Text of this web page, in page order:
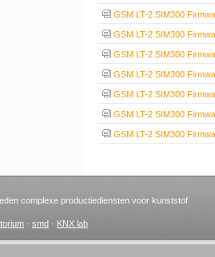
GSM LT-2 SIM300
GSM LT-2 SIM300
GSM LT-2 SIM300
GSM LT-2 SIM300
GSM LT-2 SIM300
GSM LT-2 SIM300
GSM LT-2 SIM300
complexe productiediensten voor kunststof
· smd · KNX lab